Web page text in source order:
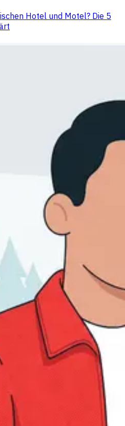
Hotel und Motel? Die 5